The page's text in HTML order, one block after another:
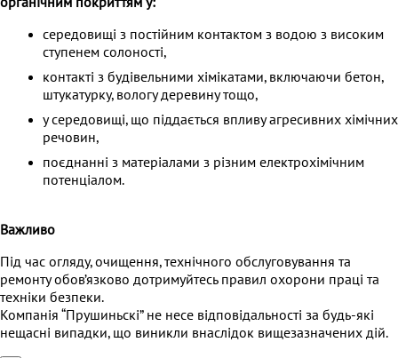
середовищі з постійним контактом з водою з високим
ступенем солоності,
контакті з будівельними хімікатами, включаючи бетон,
штукатурку, вологу деревину тощо,
у середовищі, що піддається впливу агресивних хімічних
речовин,
поєднанні з матеріалами з різним електрохімічним
потенціалом.
Важливо
Під час огляду, очищення, технічного обслуговування та
ремонту обов’язково дотримуйтесь правил охорони праці та
техніки безпеки.
Компанія “Прушиньскі” не несе відповідальності за будь-які
нещасні випадки, що виникли внаслідок вищезазначених дій.